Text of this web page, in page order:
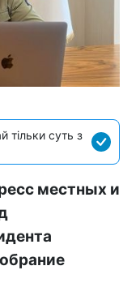
тільки суть з
местных и